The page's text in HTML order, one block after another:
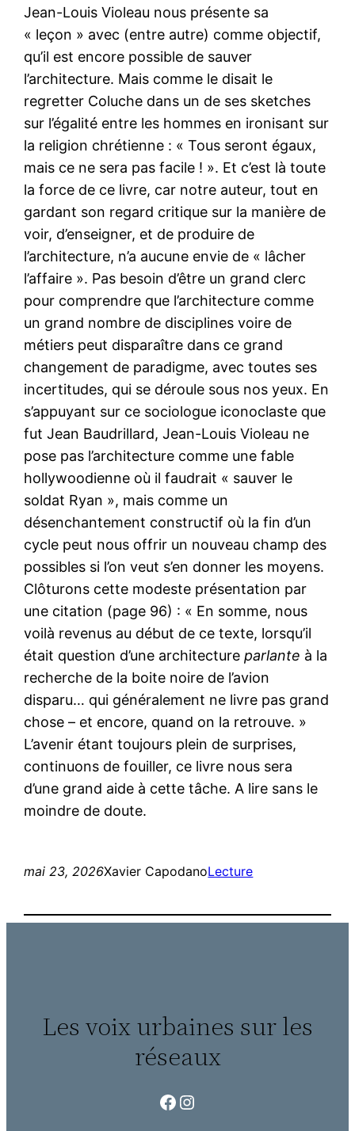
Jean-Louis Violeau nous présente sa
« leçon » avec (entre autre) comme objectif,
qu’il est encore possible de sauver
l’architecture. Mais comme le disait le
regretter Coluche dans un de ses sketches
sur l’égalité entre les hommes en ironisant sur
la religion chrétienne : « Tous seront égaux,
mais ce ne sera pas facile ! ». Et c’est là toute
la force de ce livre, car notre auteur, tout en
gardant son regard critique sur la manière de
voir, d’enseigner, et de produire de
l’architecture, n’a aucune envie de « lâcher
l’affaire ». Pas besoin d’être un grand clerc
pour comprendre que l’architecture comme
un grand nombre de disciplines voire de
métiers peut disparaître dans ce grand
changement de paradigme, avec toutes ses
incertitudes, qui se déroule sous nos yeux. En
s’appuyant sur ce sociologue iconoclaste que
fut Jean Baudrillard, Jean-Louis Violeau ne
pose pas l’architecture comme une fable
hollywoodienne où il faudrait « sauver le
soldat Ryan », mais comme un
désenchantement constructif où la fin d’un
cycle peut nous offrir un nouveau champ des
possibles si l’on veut s’en donner les moyens.
Clôturons cette modeste présentation par
une citation (page 96) : « En somme, nous
voilà revenus au début de ce texte, lorsqu’il
était question d’une architectureparlante à la
recherche de la boite noire de l’avion
disparu… qui généralement ne livre pas grand
chose – et encore, quand on la retrouve. »
L’avenir étant toujours plein de surprises,
continuons de fouiller, ce livre nous sera
d’une grand aide à cette tâche. A lire sans le
moindre de doute.
mai 23, 2026Xavier CapodanoLecture
Les voix urbaines sur les
réseaux
Facebook Instagram